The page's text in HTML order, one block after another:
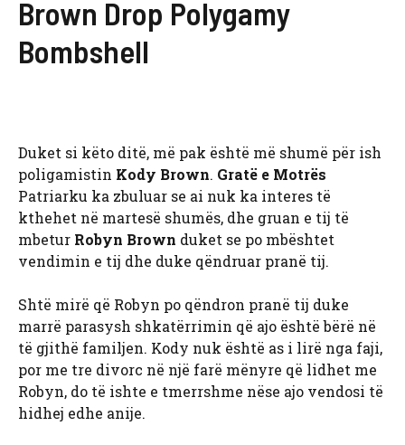
Brown Drop Polygamy
Bombshell
Duket si këto ditë, më pak është më shumë për ish
poligamistin Kody Brown. Gratë e Motrës
Patriarku ka zbuluar se ai nuk ka interes të
kthehet në martesë shumës, dhe gruan e tij të
mbetur Robyn Brown duket se po mbështet
vendimin e tij dhe duke qëndruar pranë tij.
Shtë mirë që Robyn po qëndron pranë tij duke
marrë parasysh shkatërrimin që ajo është bërë në
të gjithë familjen. Kody nuk është as i lirë nga faji,
por me tre divorc në një farë mënyre që lidhet me
Robyn, do të ishte e tmerrshme nëse ajo vendosi të
hidhej edhe anije.